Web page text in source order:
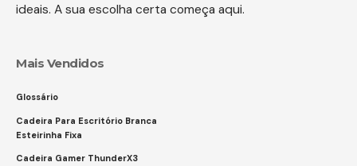
ideais. A sua escolha certa começa aqui.
Mais Vendidos
Glossário
Cadeira Para Escritório Branca
Esteirinha Fixa
Cadeira Gamer ThunderX3